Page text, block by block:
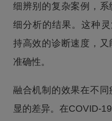
细辨别的复杂案例，
细分析的结果。这种
持高效的诊断速度，
准确性。
融合机制的效果在不
显的差异。在COVID-